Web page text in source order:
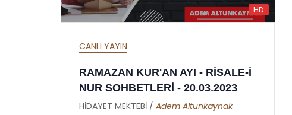
HD
CANLI YAYIN
RAMAZAN KUR'AN AYI - RİSALE-İ
NUR SOHBETLERİ - 20.03.2023
HİDAYET MEKTEBİ / Adem Altunkaynak